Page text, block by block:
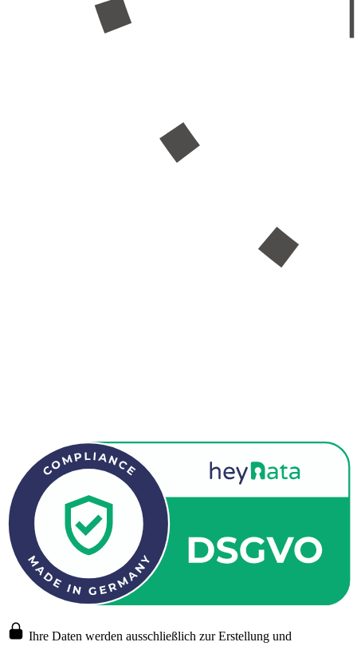
Ihre Daten werden ausschließlich zur Erstellung und